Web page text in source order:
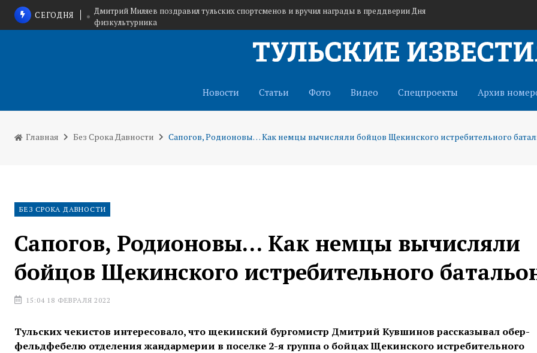
СЕГОДНЯ
Дмитрий Миляев поздравил тульских спортсменов и вручил награды в преддверии Дня
физкультурника
Волонтеры СВО: Мы верим в тех, кто приближает нашу победу
Новости Статьи Фото Видео Спецпроекты Архив
Главная Без Срока Давности Сапогов, Родионовы… Как немцы вычисляли бойцов Щекинского истребительного
БЕЗ СРОКА ДАВНОСТИ
Сапогов, Родионовы… Как немцы вычисляли
бойцов Щекинского истребительного
15:04 18 ФЕВРАЛЯ 2022
Тульских чекистов интересовало, что щекинский бургомистр Дмитрий Кувшинов рассказывал обер-
фельдфебелю отделения жандармерии в поселке 2-я группа о бойцах Щекинского истребительного